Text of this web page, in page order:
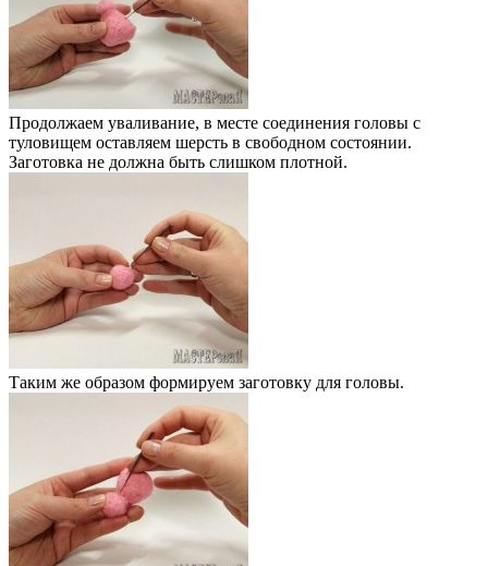
Продолжаем уваливание, в месте соединения головы с
туловищем оставляем шерсть в свободном состоянии.
Заготовка не должна быть слишком плотной.
Таким же образом формируем заготовку для головы.